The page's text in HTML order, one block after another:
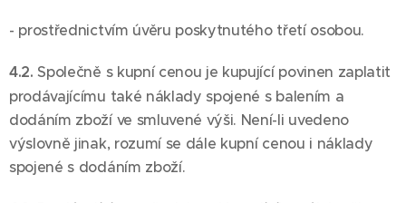
- prostřednictvím úvěru poskytnutého třetí osobou.
4.2. Společně s kupní cenou je kupující povinen zaplatit
prodávajícímu také náklady spojené s balením a
dodáním zboží ve smluvené výši. Není-li uvedeno
výslovně jinak, rozumí se dále kupní cenou i náklady
spojené s dodáním zboží.